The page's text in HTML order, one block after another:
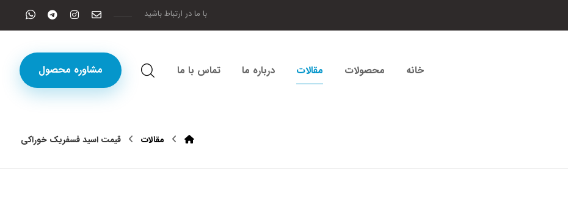
با ما در ارتباط باشید
مشاوره محصول خانه محصولات مقالات درباره ما تماس با ما
مقالات قیمت اسید فسفریک خوراکی